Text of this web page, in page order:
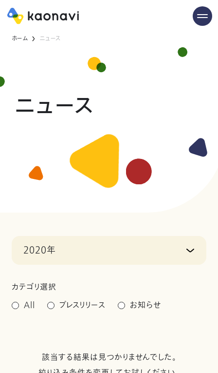
ホーム ニュース
ニュース
2020年
カテゴリ選択
All
プレスリリース お知らせ
該当する結果は見つかりませんでした。